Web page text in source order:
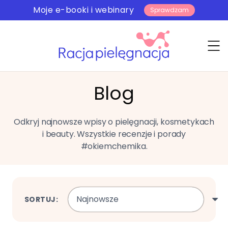
Moje e-booki i webinary Sprawdzam
Blog
Odkryj najnowsze wpisy o pielęgnacji, kosmetykach
i beauty. Wszystkie recenzje i porady
#okiemchemika.
SORTUJ: